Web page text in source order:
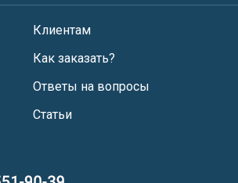
Клиентам
Как заказать?
Ответы на вопросы
Статьи